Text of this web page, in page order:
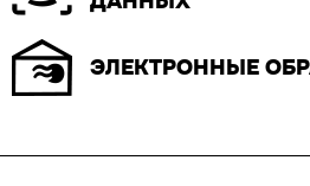
ЭЛЕКТРОННЫЕ